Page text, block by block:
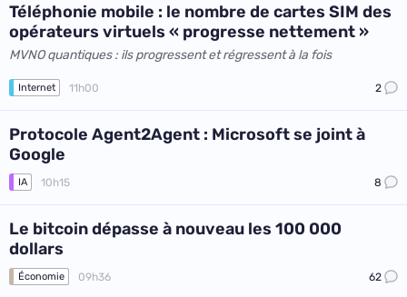
Téléphonie mobile : le nombre de cartes SIM des
opérateurs virtuels « progresse nettement »
MVNO quantiques : ils progressent et régressent à la fois
Internet 11h00 2
Protocole Agent2Agent : Microsoft se joint à
Google
IA 10h15 8
Le bitcoin dépasse à nouveau les 100 000
dollars
Économie 09h36 62